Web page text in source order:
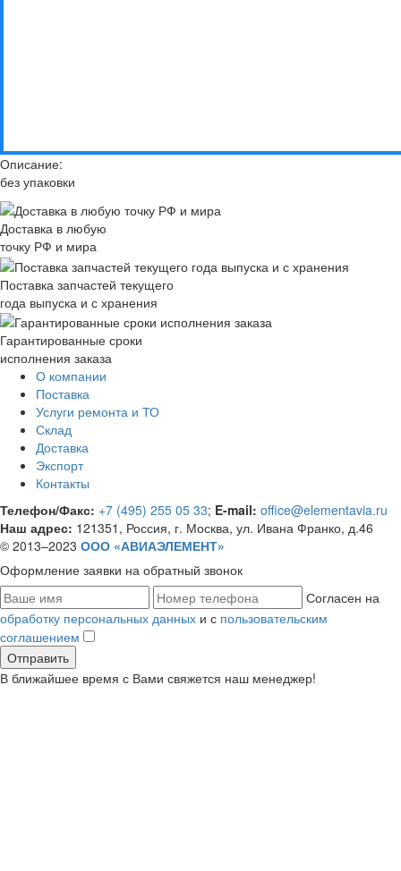
Описание:
без упаковки
Доставка в любую
точку РФ и мира
Поставка запчастей текущего
года выпуска и с хранения
Гарантированные сроки
исполнения заказа
О компании
Поставка
Услуги ремонта и ТО
Склад
Доставка
Экспорт
Контакты
Телефон/Факс: +7 (495) 255 05 33; E-mail: office@elementavia.ru
Наш адрес: 121351, Россия, г. Москва, ул. Ивана Франко, д.46
© 2013–2023 ООО «АВИАЭЛЕМЕНТ»
Оформление заявки на обратный звонок
Согласен на
обработку персональных данных и с пользовательским
соглашением
В ближайшее время с Вами свяжется наш менеджер!